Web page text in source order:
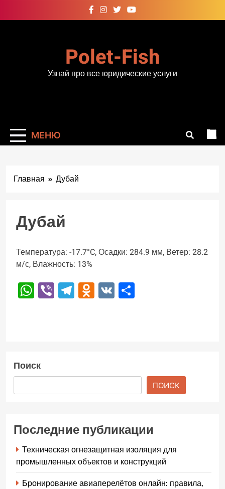
к
Polet-Fish
Узнай про все юридические услуги
МЕНЮ
Главная Дубай
Дубай
Температура: -17.7°C, Осадки: 284.9 мм, Ветер: 28.2
м/с, Влажность: 13%
WhatsApp
ViberTelegram
Odnoklassniki
VK
Поиск
ПОИСК
Последние публикации
Техническая огнезащитная изоляция для
промышленных объектов и конструкций
Бронирование авиаперелётов онлайн: правила,